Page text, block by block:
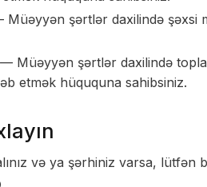
şərtlər daxilində şəxsi
Müəyyən şərtlər daxilində
etmək hüququna sahibsiniz.
və ya şərhiniz varsa, lütfən